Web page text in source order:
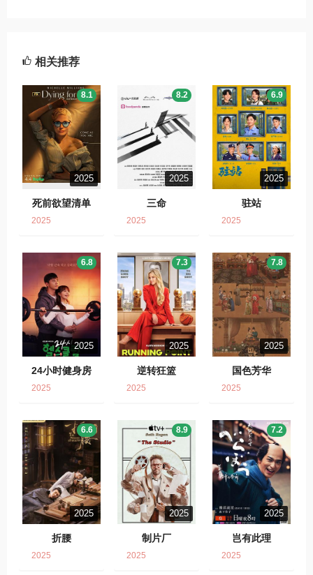
相关推荐
2025
死前欲望清单
8.1
2025
2025
三命
8.2
2025
2025
驻站
6.9
2025
2025
24小时健身房
6.8
2025
2025
逆转狂篮
7.3
2025
2025
国色芳华
7.8
2025
2025
折腰
6.6
2025
2025
制片厂
8.9
2025
2025
岂有此理
7.2
2025